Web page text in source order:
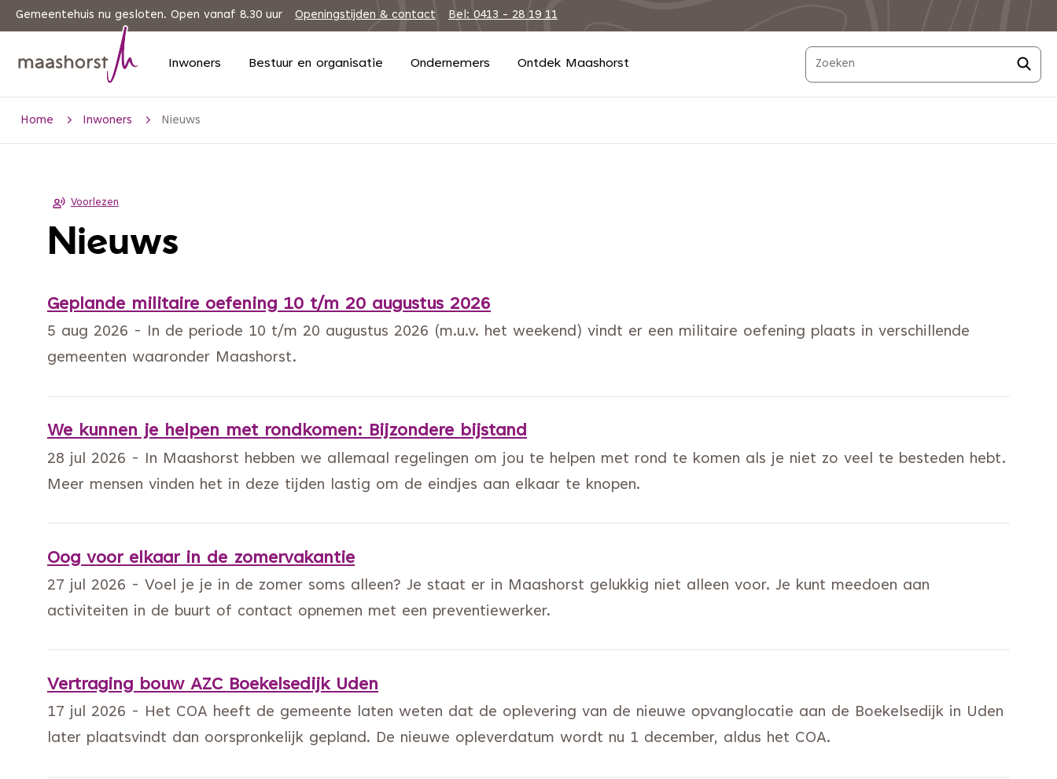
Gemeentehuis nu gesloten. Open vanaf 8.30 uur Openingstijden & contact Bel: 0413 - 28 19 11
Inwoners Bestuur en organisatie Ondernemers Ontdek Maashorst
Home Inwoners Nieuws
Voorlezen
Nieuws
Geplande militaire oefening 10 t/m 20 augustus 2026
5 aug 2026 - In de periode 10 t/m 20 augustus 2026 (m.u.v. het weekend) vindt er een militaire oefening plaats in verschillende
gemeenten waaronder Maashorst.
We kunnen je helpen met rondkomen: Bijzondere bijstand
28 jul 2026 - In Maashorst hebben we allemaal regelingen om jou te helpen met rond te komen als je niet zo veel te besteden hebt.
Meer mensen vinden het in deze tijden lastig om de eindjes aan elkaar te knopen.
Oog voor elkaar in de zomervakantie
27 jul 2026 - Voel je je in de zomer soms alleen? Je staat er in Maashorst gelukkig niet alleen voor. Je kunt meedoen aan
activiteiten in de buurt of contact opnemen met een preventiewerker.
Vertraging bouw AZC Boekelsedijk Uden
17 jul 2026 - Het COA heeft de gemeente laten weten dat de oplevering van de nieuwe opvanglocatie aan de Boekelsedijk in Uden
later plaatsvindt dan oorspronkelijk gepland. De nieuwe opleverdatum wordt nu 1 december, aldus het COA.